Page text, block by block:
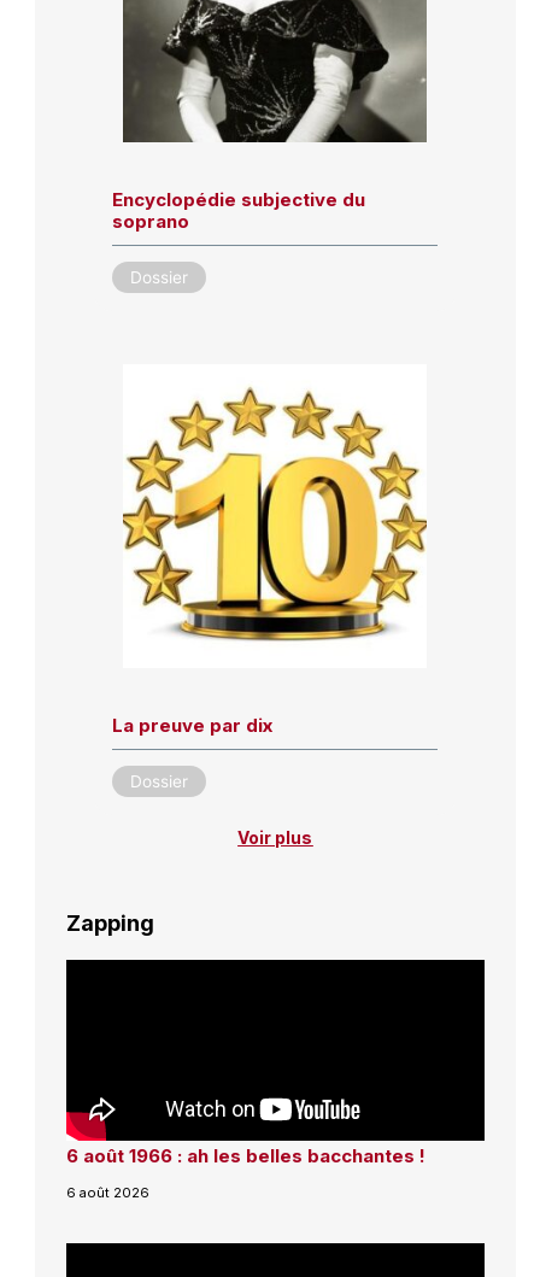
Encyclopédie subjective du
soprano
Dossier
La preuve par dix
Dossier
Voir plus
Zapping
6 août 1966 : ah les belles bacchantes !
6 août 2026